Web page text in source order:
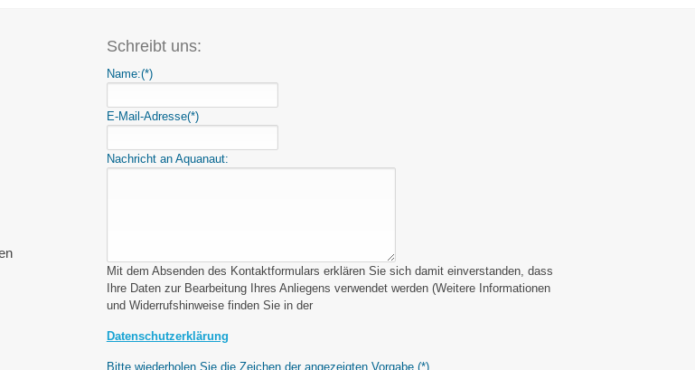
Schreibt uns:
Name:(*)
E-Mail-Adresse(*)
Nachricht an Aquanaut:
Mit dem Absenden des Kontaktformulars erklären Sie sich damit einverstanden, dass
Ihre Daten zur Bearbeitung Ihres Anliegens verwendet werden (Weitere Informationen
und Widerrufshinweise finden Sie in der
Datenschutzerklärung
Bitte wiederholen Sie die Zeichen der angezeigten Vorgabe. (*)